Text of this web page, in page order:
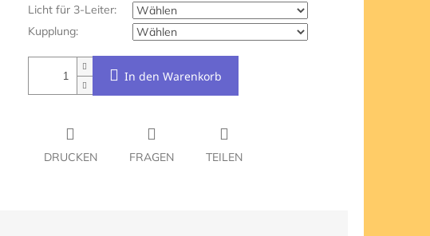
Licht für 3-Leiter:
Kupplung:
In den Warenkorb
DRUCKEN FRAGEN TEILEN